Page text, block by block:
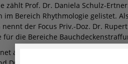
zählt Prof. Dr. Daniela Schulz-
im Bereich Rhythmologie gelistet.
der Focus Priv.-Doz. Dr.
für die Bereiche
außerdem die am